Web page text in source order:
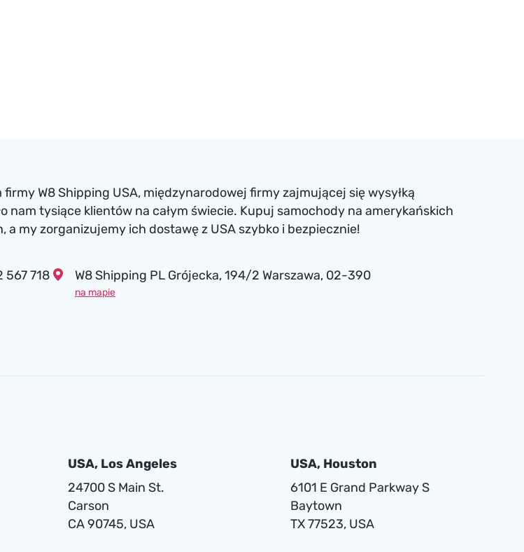
W8 Shipping USA, międzynarodowej firmy zajmującej się wysyłką
nam tysiące klientów na całym świecie. Kupuj samochody na amerykańskich
my zorganizujemy ich dostawę z USA szybko i bezpiecznie!
567 718 W8 Shipping PL Grójecka , 194/2 Warszawa, 02-390
na mapie
USA, Los Angeles
24700 S Main St.
Carson
CA 90745, USA
USA, Houston
6101 E Grand Parkway S
Baytown
TX 77523, USA